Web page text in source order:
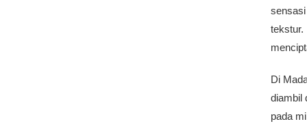
tekstur.
Di
diambil
pada